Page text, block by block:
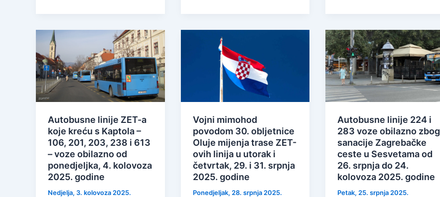
Autobusne linije ZET-a
koje kreću s Kaptola –
106, 201, 203, 238 i 613
– voze obilazno od
ponedjeljka, 4. kolovoza
2025. godine
Nedjelja, 3. kolovoza 2025.
Vojni mimohod
povodom 30. obljetnice
Oluje mijenja trase ZET-
ovih linija u utorak i
četvrtak, 29. i 31. srpnja
2025. godine
Ponedjeljak, 28. srpnja 2025.
Autobusne linije 224 i
283 voze obilazno zbog
sanacije Zagrebačke
ceste u Sesvetama od
26. srpnja do 24.
kolovoza 2025. godine
Petak, 25. srpnja 2025.